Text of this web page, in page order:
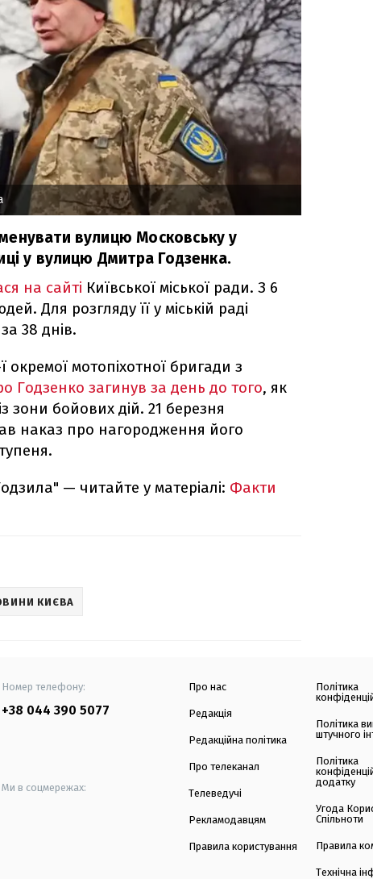
вулицю Московську у
у вулицю Дмитра Годзенка.
на сайті Київської міської ради. З 6
Для розгляду її у міській раді
38 днів.
окремої мотопіхотної бригади з
Годзенко загинув за день до того, як
зони бойових дій. 21 березня
наказ про нагородження його
— читайте у матеріалі: Факти
КИЄВА
Номер телефону:
+38 044 390 5077
Ми в соцмережах:
Про нас
Редакція
Редакційна політика
Про телеканал
Телеведучі
Рекламодавцям
Правила користування
Політика
Політика
штучного
Політика
додатку
Угода
Спільноти
Правила
Технічна